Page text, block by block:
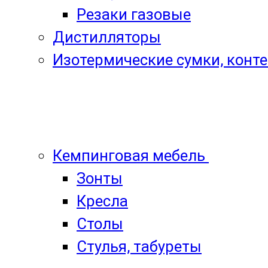
Резаки газовые
Дистилляторы
Изотермические сумки,
Кемпинговая мебель
Зонты
Кресла
Столы
Стулья, табуреты